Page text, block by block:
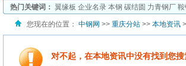
热门关键词： 翼缘板 企业名录 本钢 碳结圆 力青钢厂
您现在的位置： 中钢网 >> 重庆分站 >> 本地资讯
对不起，在本地资讯中没有找到您搜